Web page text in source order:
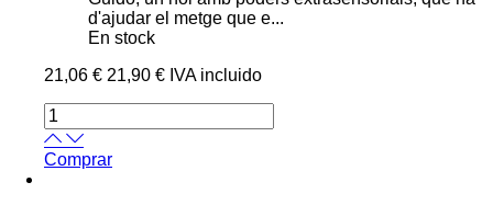
d'ajudar el metge que e...
En stock
21,06 € 21,90 € IVA incluido
Comprar